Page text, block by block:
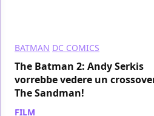
BATMAN DC COMICS
The Batman 2: Andy Serkis
vorrebbe vedere un
The Sandman!
FILM